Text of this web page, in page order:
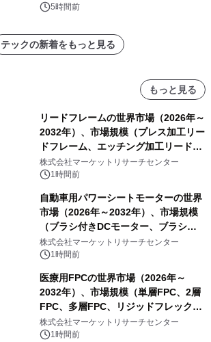
5時間前
テックの新着をもっと見る
もっと見る
リードフレームの世界市場（2026年～
2032年）、市場規模（プレス加工リー
ドフレーム、エッチング加工リードフ
レーム）・分析レポートを発表
株式会社マーケットリサーチセンター
1時間前
自動車用パワーシートモーターの世界
市場（2026年～2032年）、市場規模
（ブラシ付きDCモーター、ブラシレ
スDCモーター）・分析レポートを発
表
株式会社マーケットリサーチセンター
1時間前
医療用FPCの世界市場（2026年～
2032年）、市場規模（単層FPC、2層
FPC、多層FPC、リジッドフレックス
PCB）・分析レポートを発表
株式会社マーケットリサーチセンター
1時間前